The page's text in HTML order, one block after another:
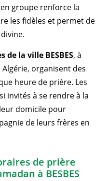
groupe renforce la
les fidèles et permet de
de la ville BESBES, à
organisent des
heure de prière. Les
invités à se rendre à la
domicile pour
de leurs frères en
de prière
à BESBES